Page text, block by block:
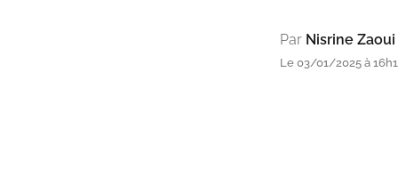
Par Nisrine Zaoui
Le 03/01/2025 à